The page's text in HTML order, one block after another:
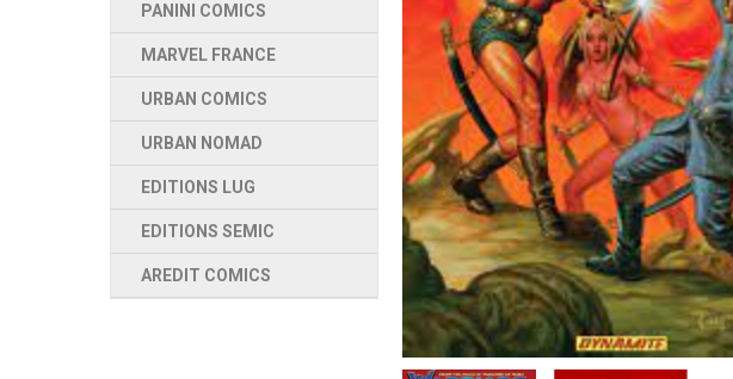
PANINI COMICS
MARVEL FRANCE
URBAN COMICS
URBAN NOMAD
EDITIONS LUG
EDITIONS SEMIC
AREDIT COMICS